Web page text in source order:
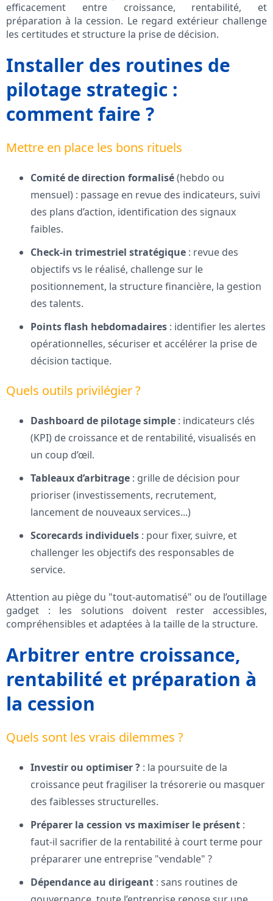
efficacement entre croissance, rentabilité, et
préparation à la cession. Le regard extérieur challenge
les certitudes et structure la prise de décision.
Installer des routines de
pilotage strategic :
comment faire ?
Mettre en place les bons rituels
Comité de direction formalisé(hebdo ou
mensuel) : passage en revue des indicateurs, suivi
des plans d’action, identification des signaux
faibles.
Check-in trimestriel stratégique : revue des
objectifs vs le réalisé, challenge sur le
positionnement, la structure financière, la gestion
des talents.
Points flash hebdomadaires : identifier les alertes
opérationnelles, sécuriser et accélérer la prise de
décision tactique.
Quels outils privilégier ?
Dashboard de pilotage simple : indicateurs clés
(KPI) de croissance et de rentabilité, visualisés en
un coup d’œil.
Tableaux d’arbitrage : grille de décision pour
prioriser (investissements, recrutement,
lancement de nouveaux services...)
Scorecards individuels : pour fixer, suivre, et
challenger les objectifs des responsables de
service.
Attention au piège du "tout-automatisé" ou de l’outillage
gadget : les solutions doivent rester accessibles,
compréhensibles et adaptées à la taille de la structure.
Arbitrer entre croissance,
rentabilité et préparation à
la cession
Quels sont les vrais dilemmes ?
Investir ou optimiser ? : la poursuite de la
croissance peut fragiliser la trésorerie ou masquer
des faiblesses structurelles.
Préparer la cession vs maximiser le présent :
faut-il sacrifier de la rentabilité à court terme pour
prépararer une entreprise "vendable" ?
Dépendance au dirigeant : sans routines de